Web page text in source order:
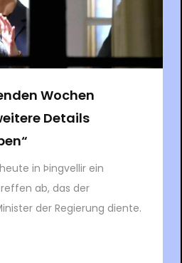
Wochen
Details
in Þingvellir ein
ab, das der
der Regierung diente.